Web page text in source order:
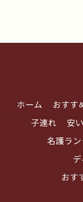
ホーム おすす
子連れ
安い
名護ラ
おす